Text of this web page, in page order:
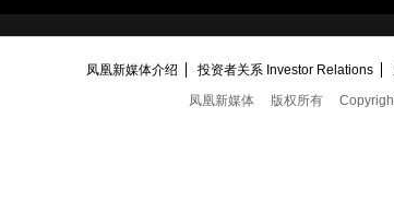
凤凰新媒体介绍 投资者关系 Investor Relations
凤凰新媒体
版权所有